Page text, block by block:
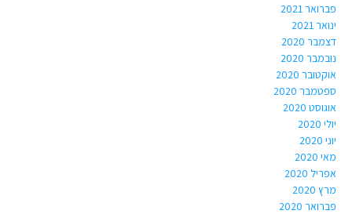
פברואר 2021
ינואר 2021
דצמבר 2020
נובמבר 2020
אוקטובר 2020
ספטמבר 2020
אוגוסט 2020
יולי 2020
יוני 2020
מאי 2020
אפריל 2020
מרץ 2020
פברואר 2020